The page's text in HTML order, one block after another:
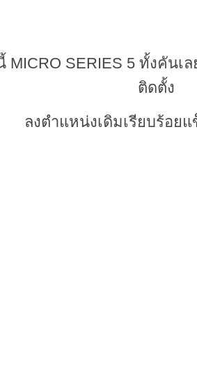
MICRO SERIES 5 ทั้งคัน
ติดตั้ง
ลงตำแหน่งเดิมเรียบร้อยแ